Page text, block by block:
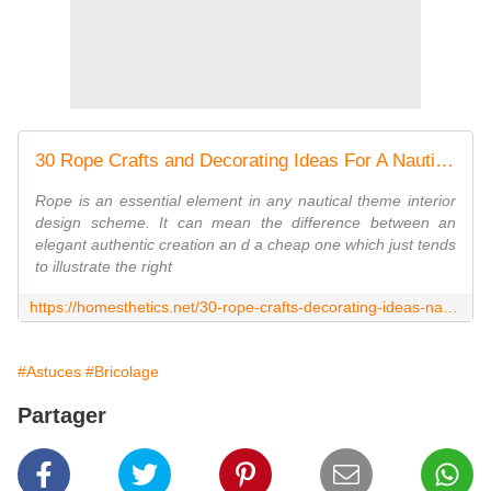
30 Rope Crafts and Decorating Ideas For A Nautical Theme
Rope is an essential element in any nautical theme interior
design scheme. It can mean the difference between an
elegant authentic creation an d a cheap one which just tends
to illustrate the right
#Astuces #Bricolage
Partager